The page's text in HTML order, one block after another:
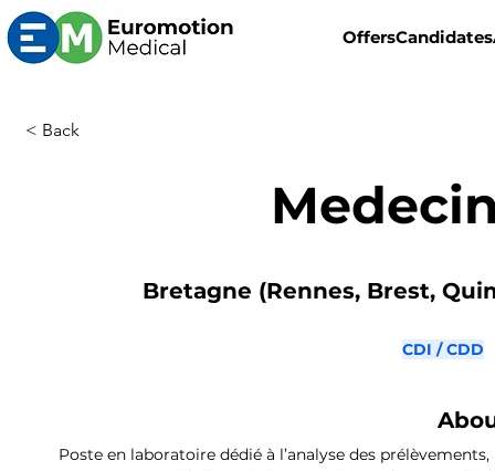
OffersCandidates
< Back
Bretagne (Rennes, Brest,
CDI / CDD
Poste en laboratoire dédié à l’analyse des